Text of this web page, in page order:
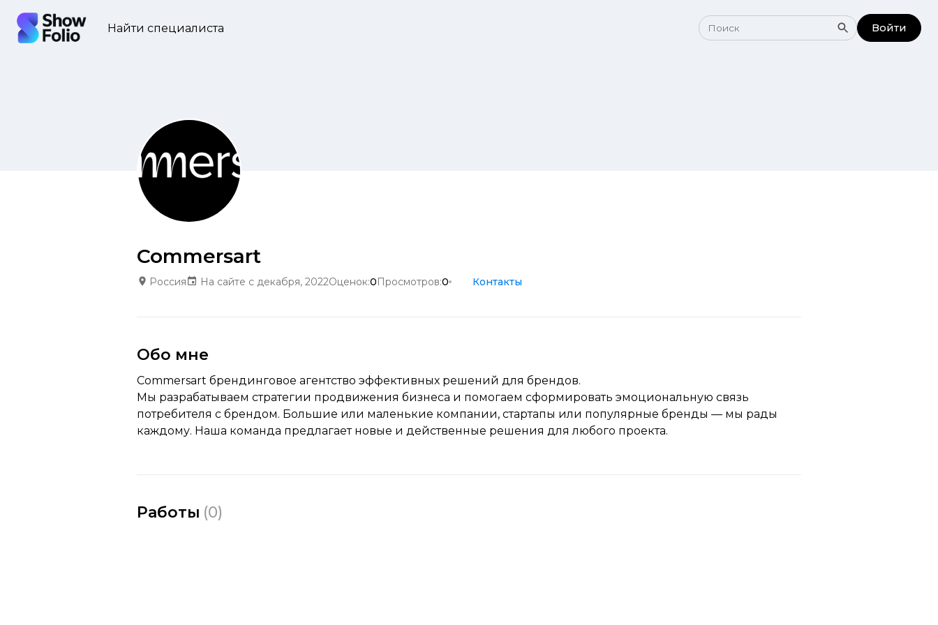
Найти специалиста Войти
Commersart
Россия На сайте с декабря, 2022Оценок:0Просмотров:0 Контакты
Обо мне
Commersart брендинговое агентство эффективных решений для брендов.
Мы разрабатываем стратегии продвижения бизнеса и помогаем сформировать эмоциональную связь
потребителя с брендом. Большие или маленькие компании, стартапы или популярные бренды — мы рады
каждому. Наша команда предлагает новые и действенные решения для любого проекта.
Работы (0)